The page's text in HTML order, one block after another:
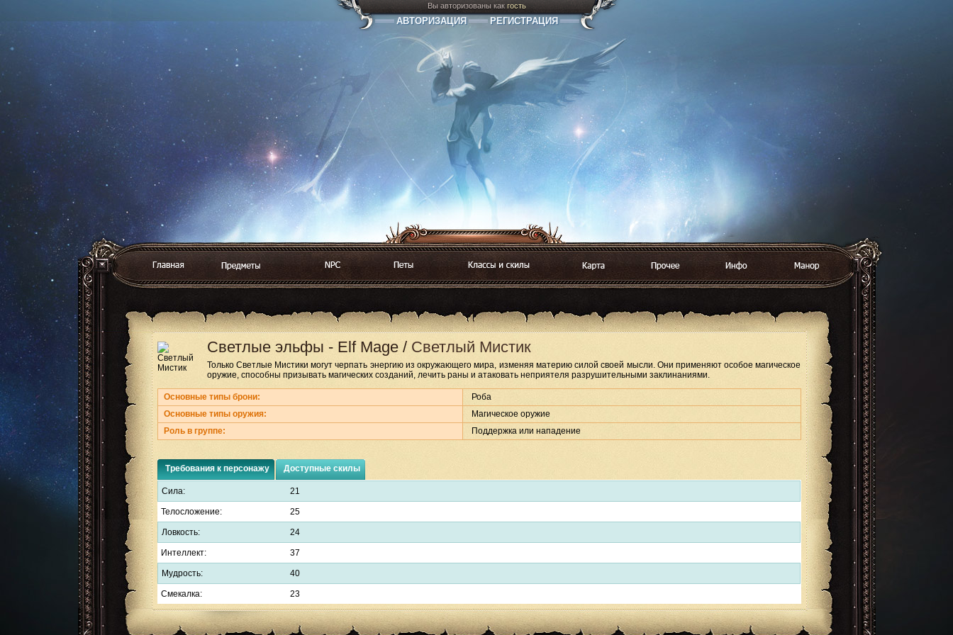
Вы авторизованы как гость
АВТОРИЗАЦИЯ РЕГИСТРАЦИЯ
Светлые эльфы - Elf Mage/ Светлый Мистик
Только Светлые Мистики могут черпать энергию из окружающего мира, изменяя материю силой своей мысли. Они применяют особое магическое
оружие, способны призывать магических созданий, лечить раны и атаковать неприятеля разрушительными заклинаниями.
Основные типы брони:
Роба
Основные типы оружия:
Магическое оружие
Роль в группе:
Поддержка или нападение
Требования к персонажу Доступные скилы
Сила: 21
Телосложение: 25
Ловкость: 24
Интеллект: 37
Мудрость: 40
Смекалка: 23